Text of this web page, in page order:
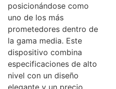
posicionándose como
uno de los más
prometedores dentro de
la gama media. Este
dispositivo combina
especificaciones de alto
nivel con un diseño
elegante y un precio